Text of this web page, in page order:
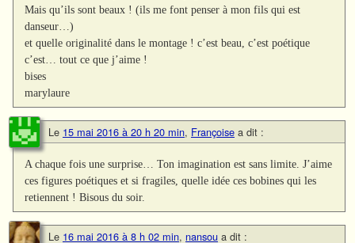
Mais qu’ils sont beaux ! (ils me font penser à mon fils qui est
danseur…)
et quelle originalité dans le montage ! c’est beau, c’est poétique
c’est… tout ce que j’aime !
bises
marylaure
Le 15 mai 2016 à 20 h 20 min, Françoise a dit :
A chaque fois une surprise… Ton imagination est sans limite. J’aime
ces figures poétiques et si fragiles, quelle idée ces bobines qui les
retiennent ! Bisous du soir.
Le 16 mai 2016 à 8 h 02 min, nansou a dit :